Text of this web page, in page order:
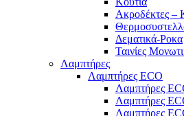
Ακροδέκτες –
Δεματικά-Ροκα
Ταινίες
Λαμπτήρες
Λαμπτήρες ECO
Λαμπτήρες
Λαμπτήρες
Λαμπτήρες